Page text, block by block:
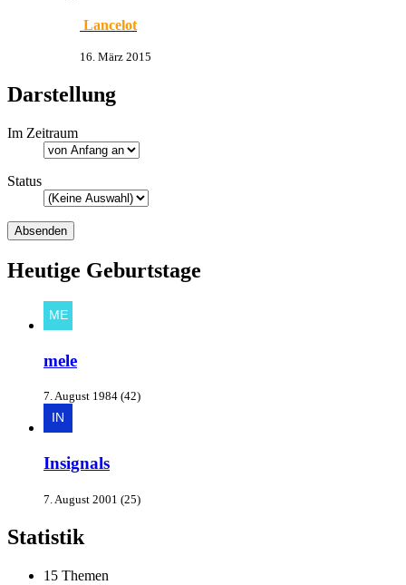
Lancelot
16. März 2015
Darstellung
Im Zeitraum
Status
Heutige Geburtstage
mele
7. August 1984 (42)
Insignals
7. August 2001 (25)
Statistik
15 Themen